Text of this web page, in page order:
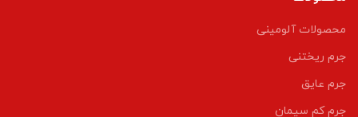
محصولات آلومینی
جرم ریختنی
جرم عایق
جرم کم سیمان